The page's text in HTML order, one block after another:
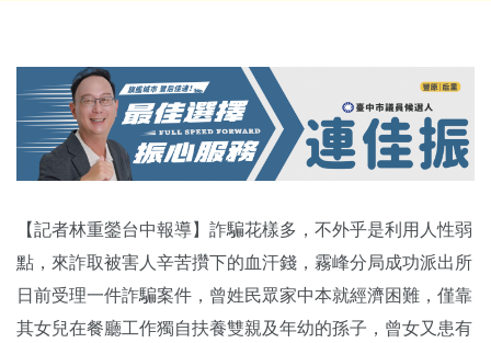
【記者林重鎣台中報導】詐騙花樣多，不外乎是利用人性弱
點，來詐取被害人辛苦攢下的血汗錢，霧峰分局成功派出所
日前受理一件詐騙案件，曾姓民眾家中本就經濟困難，僅靠
其女兒在餐廳工作獨自扶養雙親及年幼的孫子，曾女又患有